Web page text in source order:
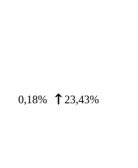
0,18% 23,43%